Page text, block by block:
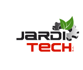
Jarditech